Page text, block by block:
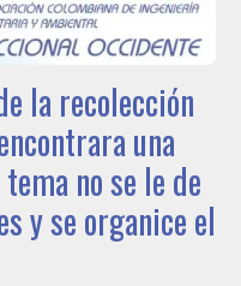
la recolección
una
no se le de
y se organice el